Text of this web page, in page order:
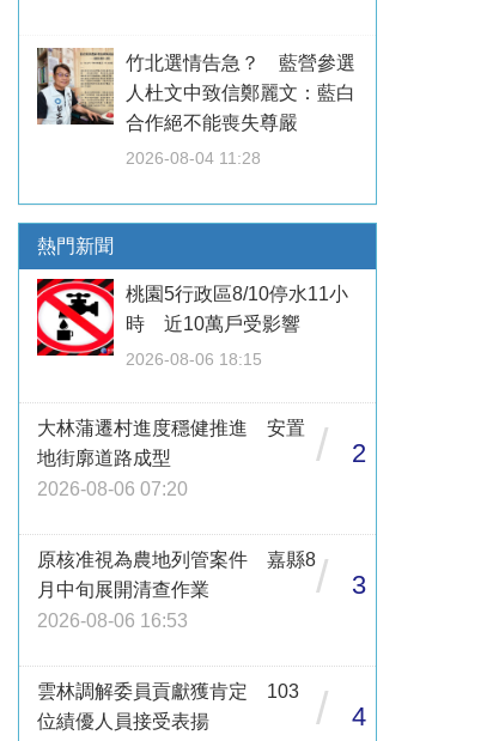
竹北選情告急？ 藍營參選
人杜文中致信鄭麗文：藍白
合作絕不能喪失尊嚴
2026-08-04 11:28
熱門新聞
桃園5行政區8/10停水11小
時 近10萬戶受影響
2026-08-06 18:15
大林蒲遷村進度穩健推進 安置
地街廓道路成型
2026-08-06 07:20
/ 2
原核准視為農地列管案件 嘉縣8
月中旬展開清查作業
2026-08-06 16:53
/ 3
雲林調解委員貢獻獲肯定 103
位績優人員接受表揚
/ 4